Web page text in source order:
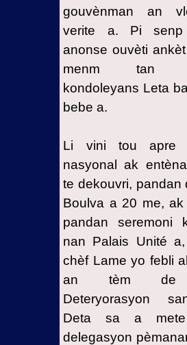
gouvènman an
verite a. Pi
anonse ouvèti
menm tan
kondoleyans Leta
bebe a.
Li vini tou apre
nasyonal ak
te dekouvri, pandan
Boulva a 20 me,
pandan seremoni
nan Palais Unité
chèf Lame yo febli
an tèm de
Deteryorasyon
Deta sa a mete
delegasyon